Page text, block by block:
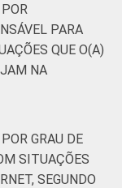
PARA
QUE O(A)
NA
GRAU DE
SITUAÇÕES
SEGUNDO